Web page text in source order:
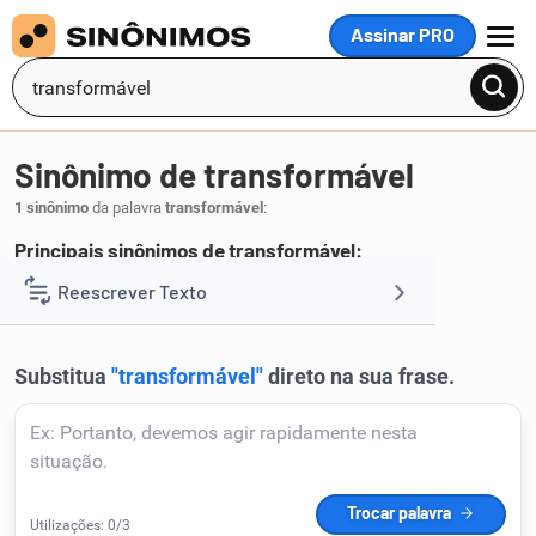
Assinar PRO
MENU
Reescrever Texto
Corrigir Texto
Sinônimo de transformável
1 sinônimo da palavra transformável :
Principais sinônimos de transformável:
1 conversível.